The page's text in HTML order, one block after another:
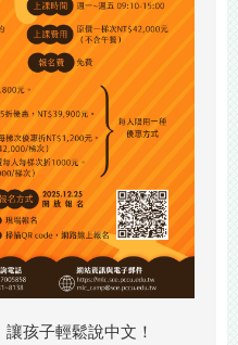
孩子輕鬆說中文！